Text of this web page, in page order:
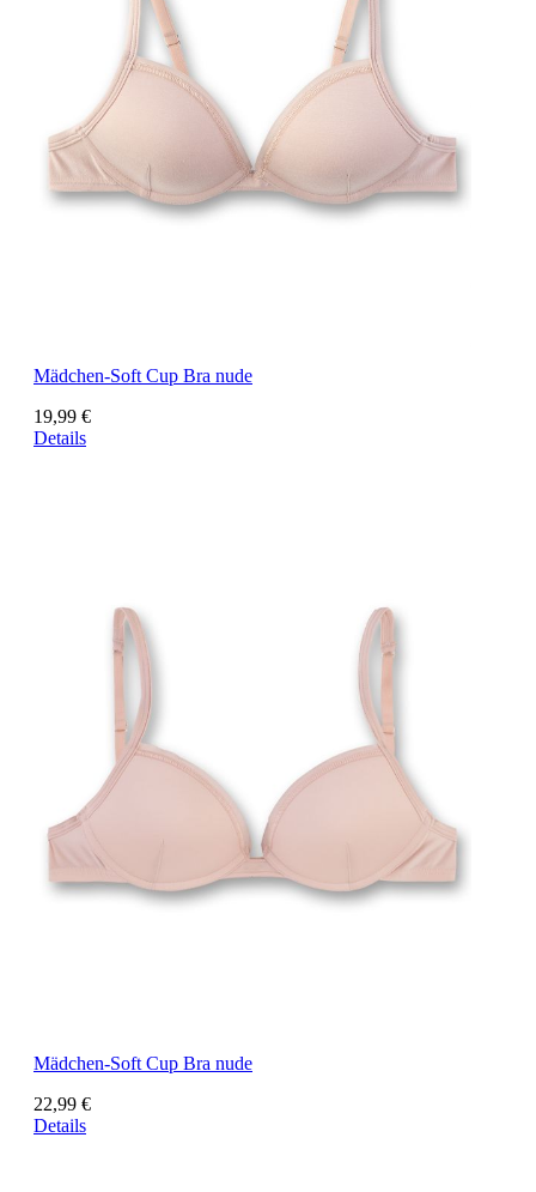
Mädchen-Soft Cup Bra nude
19,99 €
Details
Mädchen-Soft Cup Bra nude
22,99 €
Details